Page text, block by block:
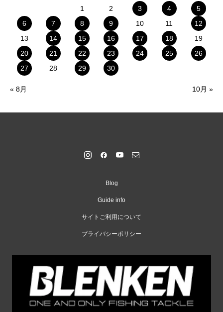
1 2 3 4
5
6
7 8 9 10 11
12
13
14 15 16 17 18
19
20
21 22 23 24 25
26
27
28 29 30
« 8月 10月 »
Blog
Guide info
サイトご利用について
プライバシーポリシー